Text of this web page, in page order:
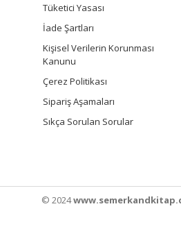
Tüketici Yasası
İade Şartları
Kişisel Verilerin Korunması
Kanunu
Çerez Politikası
Sipariş Aşamaları
Sıkça Sorulan Sorular
© 2024